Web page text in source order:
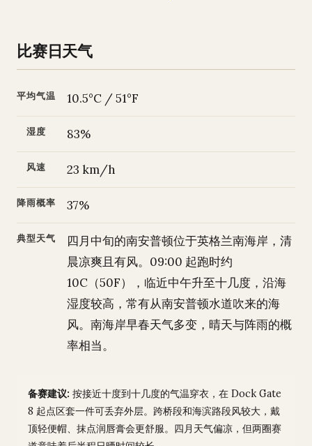
比赛日天气
平均气温 10.5°C / 51°F
湿度 83%
风速 23 km/h
降雨概率 37%
典型天气
四月中旬的南安普顿位于英格兰南海岸，清
晨凉爽且有风。09:00 起跑时约
10C（50F），临近中午升至十几度，沿海
湿度较高，常有从南安普顿水道吹来的海
风。南海岸早春天气多变，晴天与阵雨的概
率相当。
备赛建议: 按接近十度到十几度的气温穿衣，在 Dock Gate
8 起点区套一件可丢弃外层。跨桥段和海滨路段风较大，戴
顶轻便帽、抹点润唇膏会更舒服。四月天气偏凉，但两圈赛